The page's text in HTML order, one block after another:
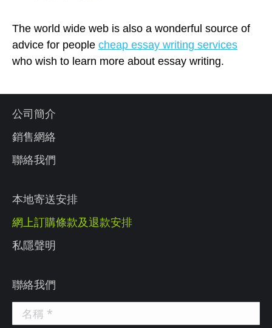
The world wide web is also a wonderful source of
advice for people cheap essay writing services
who wish to learn more about essay writing.
公司簡介
銷售網絡
聯絡我們
本地寄送安排
網上訂購條款及退款安排
私隱聲明
聯絡我們
名稱 *